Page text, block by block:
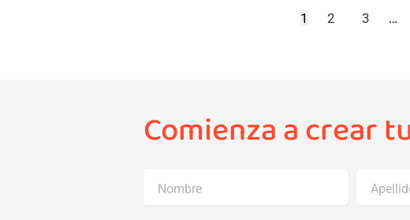
1 2 3 …
Comienza a crear
Nombre